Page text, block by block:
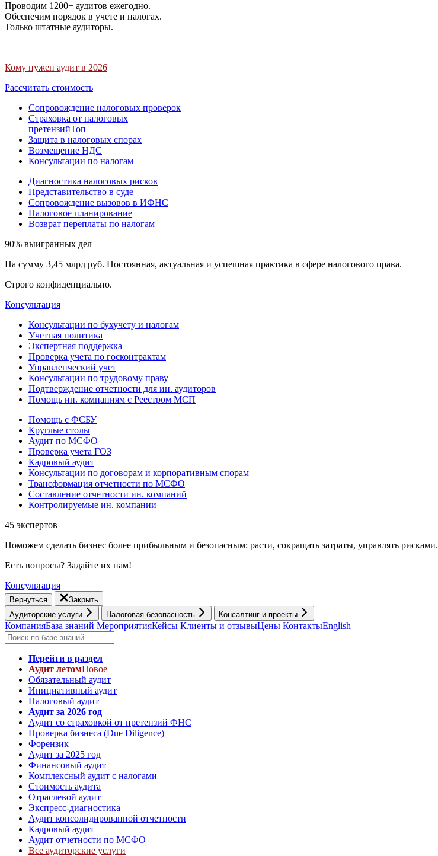
Проводим 1200+ аудитов ежегодно.
Обеспечим порядок в учете и налогах.
Только штатные аудиторы.
Кому нужен аудит в 2026
Рассчитать стоимость
Сопровождение налоговых проверок
Страховка от налоговых
претензийТоп
Защита в налоговых спорах
Возмещение НДС
Консультации по налогам
Диагностика налоговых рисков
Представительство в суде
Сопровождение вызовов в ИФНС
Налоговое планирование
Возврат переплаты по налогам
90% выигранных дел
На сумму 3,45 млрд руб. Постоянная, актуальная и успешная практика в сфере налогового права.
Строго конфиденциально.
Консультация
Консультации по бухучету и налогам
Учетная политика
Экспертная поддержка
Проверка учета по госконтрактам
Управленческий учет
Консультации по трудовому праву
Подтверждение отчетности для ин. аудиторов
Помощь ин. компаниям с Реестром МСП
Помощь с ФСБУ
Круглые столы
Аудит по МСФО
Проверка учета ГОЗ
Кадровый аудит
Консультации по договорам и корпоративным спорам
Трансформация отчетности по МСФО
Составление отчетности ин. компаний
Контролируемые ин. компании
45 экспертов
Поможем сделать бизнес более прибыльным и безопасным: расти, cокращать затраты, управлять рисками.
Есть вопросы? Задайте их нам!
Консультация
Вернуться
Закрыть
Аудиторские услуги
Налоговая безопасность Консалтинг и проекты
КомпанияБаза знаний МероприятияКейсы Клиенты и отзывыЦены КонтактыEnglish
Перейти в раздел
Аудит летомНовое
Обязательный аудит
Инициативный аудит
Налоговый аудит
Аудит за 2026 год
Аудит со страховкой от претензий ФНС
Проверка бизнеса (Due Diligence)
Форензик
Аудит за 2025 год
Финансовый аудит
Комплексный аудит с налогами
Стоимость аудита
Отраслевой аудит
Экспресс-диагностика
Аудит консолидированной отчетности
Кадровый аудит
Аудит отчетности по МСФО
Все аудиторские услуги